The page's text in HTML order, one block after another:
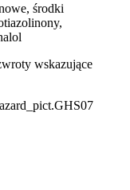
środki
wskazujące